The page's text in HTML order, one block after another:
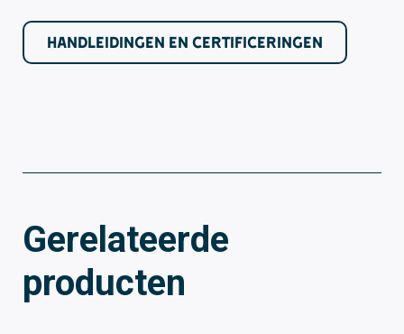
HANDLEIDINGEN EN CERTIFICERINGEN
Gerelateerde
producten